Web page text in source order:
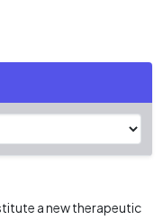
a new therapeutic